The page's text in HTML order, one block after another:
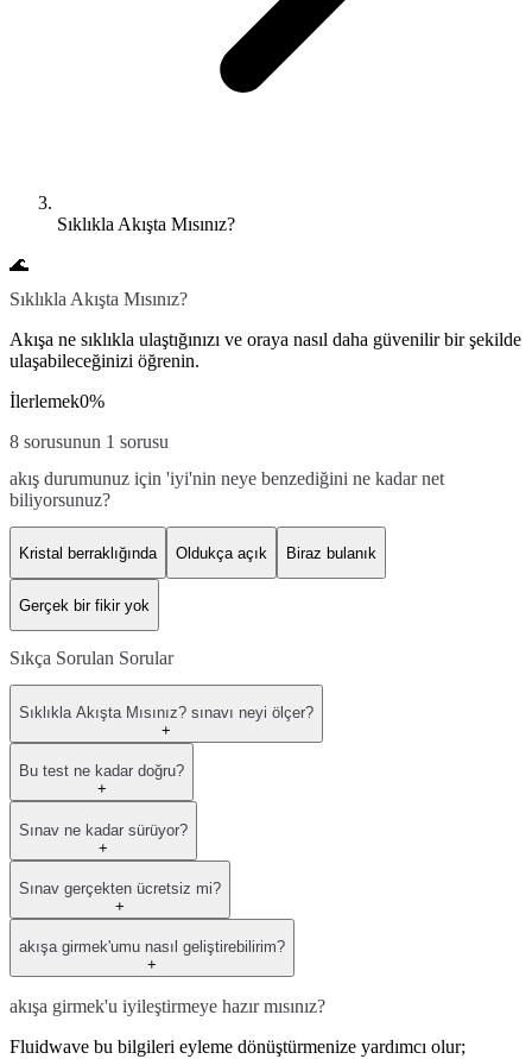
Sıklıkla Akışta Mısınız?
🌊
Sıklıkla Akışta Mısınız?
Akışa ne sıklıkla ulaştığınızı ve oraya nasıl daha güvenilir bir şekilde
ulaşabileceğinizi öğrenin.
İlerlemek0%
8 sorusunun 1 sorusu
akış durumunuz için 'iyi'nin neye benzediğini ne kadar net
biliyorsunuz?
Kristal berraklığında Oldukça açık Biraz bulanık
Gerçek bir fikir yok
Sıkça Sorulan Sorular
Sıklıkla Akışta Mısınız? sınavı neyi ölçer?
+
Bu test ne kadar doğru?
+
Sınav ne kadar sürüyor?
+
Sınav gerçekten ücretsiz mi?
+
akışa girmek'umu nasıl geliştirebilirim?
+
akışa girmek'u iyileştirmeye hazır mısınız?
Fluidwave bu bilgileri eyleme dönüştürmenize yardımcı olur;